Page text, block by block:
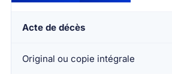
Acte de décès
Original ou copie intégrale